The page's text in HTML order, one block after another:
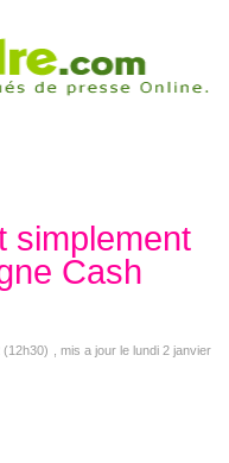
simplement
Cash
(12h30)
, mis a jour le lundi 2 janvier